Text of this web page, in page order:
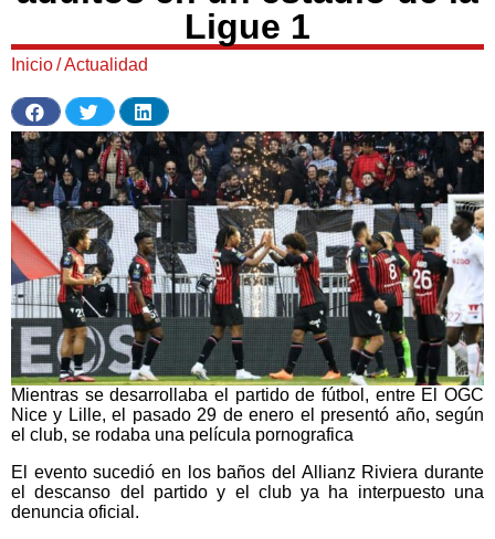
Ligue 1
Inicio/Actualidad
Mientras se desarrollaba el partido de fútbol, entre El OGC
Nice y Lille, el pasado 29 de enero el presentó año, según
el club, se rodaba una película pornografica
El evento sucedió en los baños del Allianz Riviera durante
el descanso del partido y el club ya ha interpuesto una
denuncia oficial.